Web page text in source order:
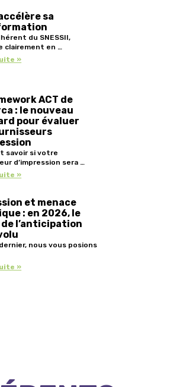
sa
du SNESSII,
clairement en …
»
ACT de
: le nouveau
pour évaluer
savoir si votre
d’impression sera …
»
et menace
: en 2026, le
l’anticipation
nous vous posions
»